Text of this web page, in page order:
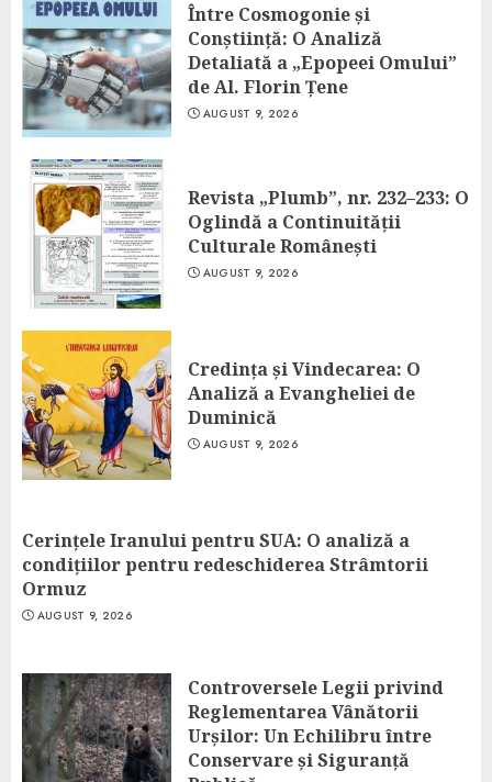
Între Cosmogonie și
Conștiință: O Analiză
Detaliată a „Epopeei Omului”
de Al. Florin Țene
AUGUST 9, 2026
Revista „Plumb”, nr. 232–233: O
Oglindă a Continuității
Culturale Românești
AUGUST 9, 2026
Credința și Vindecarea: O
Analiză a Evangheliei de
Duminică
AUGUST 9, 2026
Cerințele Iranului pentru SUA: O analiză a
condițiilor pentru redeschiderea Strâmtorii
Ormuz
AUGUST 9, 2026
Controversele Legii privind
Reglementarea Vânătorii
Urșilor: Un Echilibru între
Conservare și Siguranță